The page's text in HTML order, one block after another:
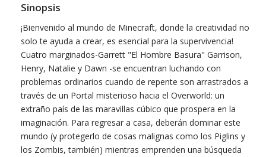
Sinopsis
¡Bienvenido al mundo de Minecraft, donde la creatividad no
solo te ayuda a crear, es esencial para la supervivencia!
Cuatro marginados-Garrett "El Hombre Basura" Garrison,
Henry, Natalie y Dawn -se encuentran luchando con
problemas ordinarios cuando de repente son arrastrados a
través de un Portal misterioso hacia el Overworld: un
extraño país de las maravillas cúbico que prospera en la
imaginación. Para regresar a casa, deberán dominar este
mundo (y protegerlo de cosas malignas como los Piglins y
los Zombis, también) mientras emprenden una búsqueda